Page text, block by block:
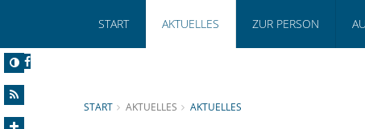
START AKTUELLES ZUR PERSON
START AKTUELLES AKTUELLES